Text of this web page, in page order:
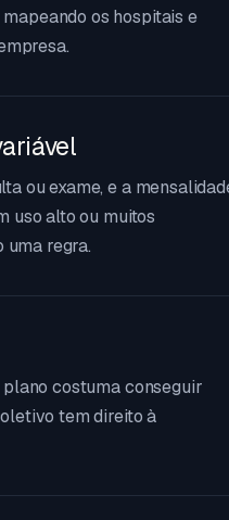
os hospitais e
ou exame, e a
uso alto ou muitos
uma regra.
costuma conseguir
tem direito à